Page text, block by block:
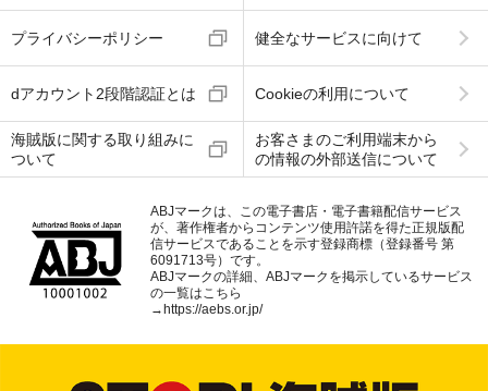
プライバシーポリシー 健全なサービスに向けて
dアカウント2段階認証とは Cookieの利用について
海賊版に関する取り組みに
ついて
お客さまのご利用端末から
の情報の外部送信について
ABJマークは、この電子書店・電子書籍配信サービス
が、著作権者からコンテンツ使用許諾を得た正規版配
信サービスであることを示す登録商標（登録番号 第
6091713号）です。
ABJマークの詳細、ABJマークを掲示しているサービス
の一覧はこちら
→https://aebs.or.jp/